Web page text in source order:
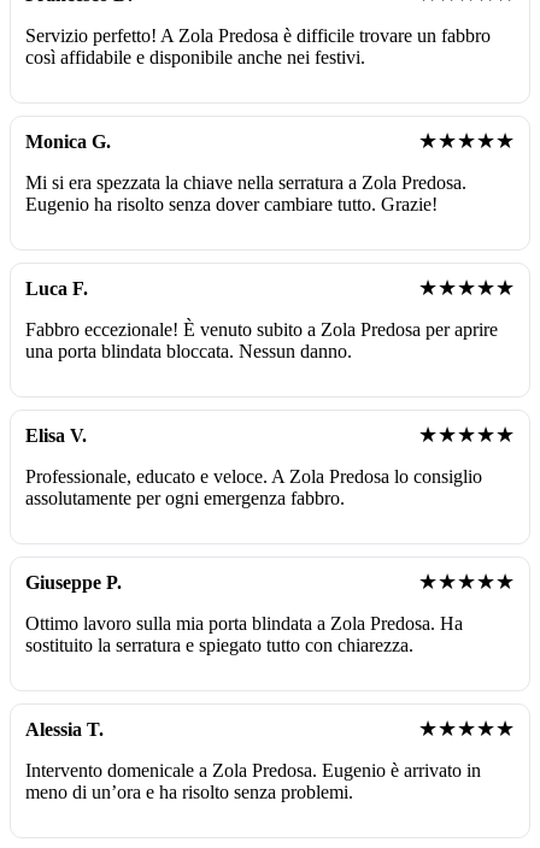
Servizio perfetto! A Zola Predosa è difficile trovare un fabbro
così affidabile e disponibile anche nei festivi.
Monica G. ★★★★★
Mi si era spezzata la chiave nella serratura a Zola Predosa.
Eugenio ha risolto senza dover cambiare tutto. Grazie!
Luca F. ★★★★★
Fabbro eccezionale! È venuto subito a Zola Predosa per aprire
una porta blindata bloccata. Nessun danno.
Elisa V. ★★★★★
Professionale, educato e veloce. A Zola Predosa lo consiglio
assolutamente per ogni emergenza fabbro.
Giuseppe P. ★★★★★
Ottimo lavoro sulla mia porta blindata a Zola Predosa. Ha
sostituito la serratura e spiegato tutto con chiarezza.
Alessia T. ★★★★★
Intervento domenicale a Zola Predosa. Eugenio è arrivato in
meno di un’ora e ha risolto senza problemi.